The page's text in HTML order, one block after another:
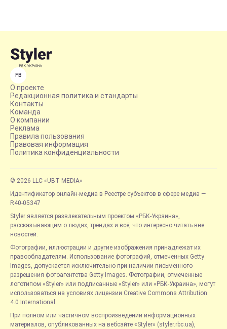
FB
О проекте
Редакционная политика и стандарты
Контакты
Команда
О компании
Реклама
Правила пользования
Правовая информация
Политика конфиденциальности
© 2026 LLC «UBT MEDIA»
Идентификатор онлайн-медиа в Реестре субъектов в сфере медиа —
R40-05347
Styler является развлекательным проектом «РБК-Украина»,
рассказывающим о людях, трендах и всё, что интересно читать вне
новостей.
Фотографии, иллюстрации и другие изображения принадлежат их
правообладателям. Использование фотографий, отмеченных Getty
Images, допускается исключительно при наличии письменного
разрешения фотоагентства Getty Images. Фотографии, отмеченные
логотипом «Styler» или подписанные «Styler» или «РБК-Украина», могут
использоваться на условиях лицензии Creative Commons Attribution
4.0 International.
При полном или частичном воспроизведении информационных
материалов, опубликованных на вебсайте «Styler» (styler.rbc.ua),